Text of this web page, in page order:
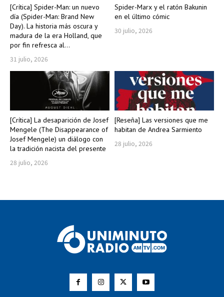
[Crítica] Spider-Man: un nuevo
día (Spider-Man: Brand New
Day). La historia más oscura y
madura de la era Holland, que
por fin refresca al...
31 julio, 2026
Spider-Marx y el ratón Bakunin
en el último cómic
30 julio, 2026
[Crítica] La desaparición de Josef
Mengele (The Disappearance of
Josef Mengele) un diálogo con
la tradición nacista del presente
28 julio, 2026
[Reseña] Las versiones que me
habitan de Andrea Sarmiento
28 julio, 2026